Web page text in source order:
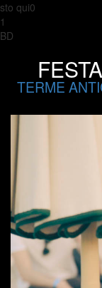
sto qui0
1
BD
TERME